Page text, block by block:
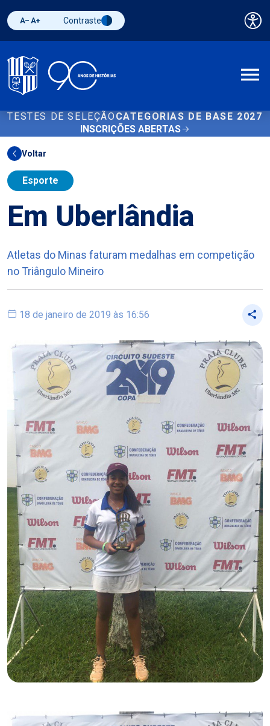
Diminuir fonte
Aumentar fonteAlternar contraste
Contraste
TESTES DE SELEÇÃO CATEGORIAS DE BASE 2027
INSCRIÇÕES ABERTAS
Voltar
Esporte
Em Uberlândia
Atletas do Minas faturam medalhas em competição
no Triângulo Mineiro
18 de janeiro de 2019 às 16:56